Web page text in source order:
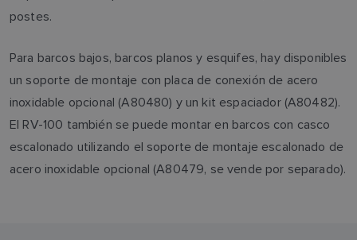
postes.
Para barcos bajos, barcos planos y esquifes, hay disponibles
un soporte de montaje con placa de conexión de acero
inoxidable opcional (A80480) y un kit espaciador (A80482).
El RV-100 también se puede montar en barcos con casco
escalonado utilizando el soporte de montaje escalonado de
acero inoxidable opcional (A80479, se vende por separado).